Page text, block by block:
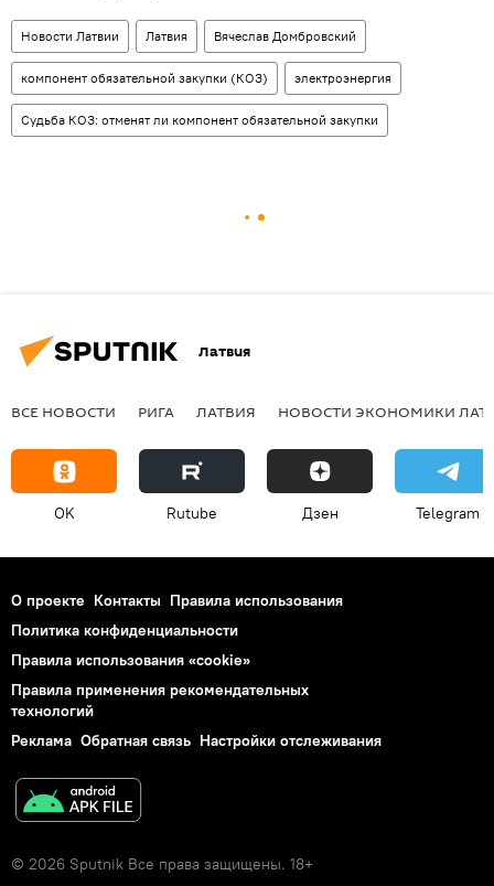
Новости Латвии Латвия Вячеслав Домбровский
компонент обязательной закупки (КОЗ) электроэнергия
Судьба КОЗ: отменят ли компонент обязательной закупки
Латвия
ВСЕ НОВОСТИ РИГА ЛАТВИЯ НОВОСТИ ЭКОНОМИКИ
OK Rutube Дзен Telegram
О проекте Контакты Правила использования
Политика конфиденциальности
Правила использования «cookie»
Правила применения рекомендательных
технологий
Реклама Обратная связь Настройки отслеживания
© 2026 Sputnik Все права защищены. 18+